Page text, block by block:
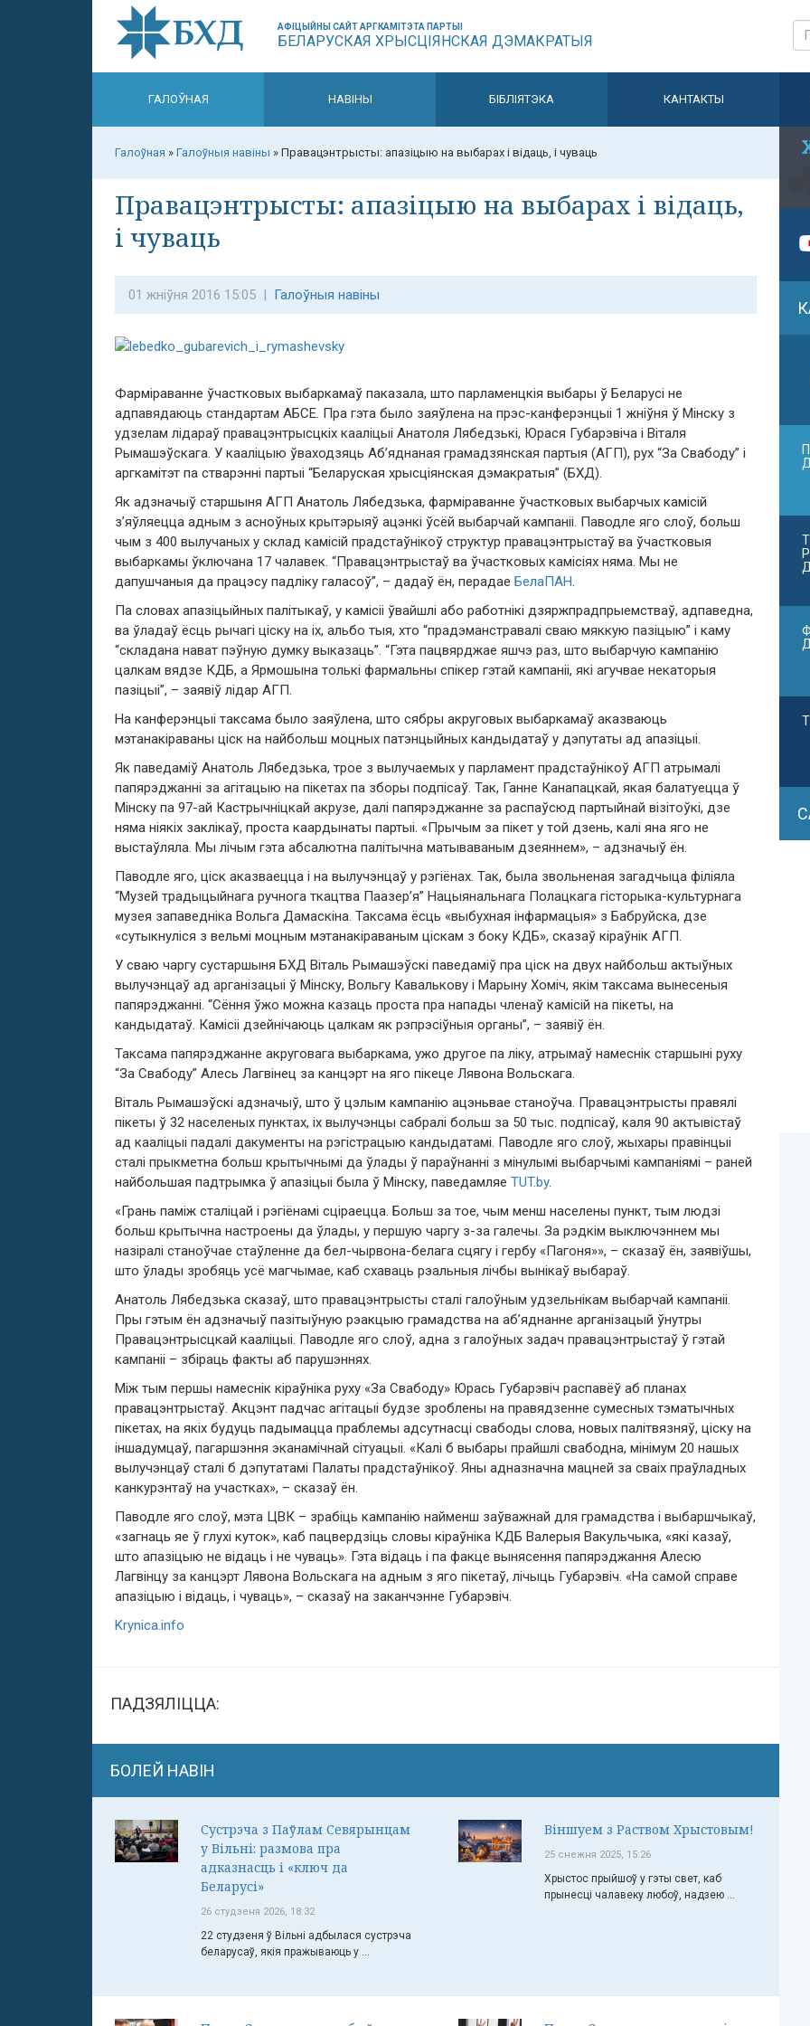
АФІЦЫЙНЫ САЙТ АРГКАМІТЭТА ПАРТЫІ
БЕЛАРУСКАЯ ХРЫСЦІЯНСКАЯ ДЭМАКРАТЫЯ
ГАЛОЎНАЯ НАВІНЫ БІБЛІЯТЭКА КАНТАКТЫ
Галоўная » Галоўныя навіны » Правацэнтрысты: апазіцыю на выбарах і відаць, і чуваць
Правацэнтрысты: апазіцыю на выбарах і відаць,
і чуваць
01 жніўня 2016 15:05 | Галоўныя навіны
Фарміраванне ўчастковых выбаркамаў паказала, што парламенцкія выбары ў Беларусі не
адпавядаюць стандартам АБСЕ. Пра гэта было заяўлена на прэс-канферэнцыі 1 жніўня ў Мінску з
удзелам лідараў правацэнтрысцкіх кааліцыі Анатоля Лябедзькі, Юрася Губарэвіча і Віталя
Рымашэўскага. У кааліцыю ўваходзяць Аб’яднаная грамадзянская партыя (АГП), рух “За Свабоду” і
аргкамітэт па стварэнні партыі “Беларуская хрысціянская дэмакратыя” (БХД).
Як адзначыў старшыня АГП Анатоль Лябедзька, фарміраванне ўчастковых выбарчых камісій
з’яўляецца адным з асноўных крытэрыяў ацэнкі ўсёй выбарчай кампаніі. Паводле яго слоў, больш
чым з 400 вылучаных у склад камісій прадстаўнікоў структур правацэнтрыстаў ва ўчастковыя
выбаркамы ўключана 17 чалавек. “Правацэнтрыстаў ва ўчастковых камісіях няма. Мы не
дапушчаныя да працэсу падліку галасоў”, – дадаў ён, перадае БелаПАН.
Па словах апазіцыйных палітыкаў, у камісіі ўвайшлі або работнікі дзяржпрадпрыемстваў, адпаведна,
ва ўладаў ёсць рычагі ціску на іх, альбо тыя, хто “прадэманстравалі сваю мяккую пазіцыю” і каму
“складана нават пэўную думку выказаць”. “Гэта пацвярджае яшчэ раз, што выбарчую кампанію
цалкам вядзе КДБ, а Ярмошына толькі фармальны спікер гэтай кампаніі, які агучвае некаторыя
пазіцыі”, – заявіў лідар АГП.
На канферэнцыі таксама было заяўлена, што сябры акруговых выбаркамаў аказваюць
мэтанакіраваны ціск на найбольш моцных патэнцыйных кандыдатаў у дэпутаты ад апазіцыі.
Як паведаміў Анатоль Лябедзька, трое з вылучаемых у парламент прадстаўнікоў АГП атрымалі
папярэджанні за агітацыю на пікетах па зборы подпісаў. Так, Ганне Канапацкай, якая балатуецца ў
Мінску па 97-ай Кастрычніцкай акрузе, далі папярэджанне за распаўсюд партыйнай візітоўкі, дзе
няма ніякіх заклікаў, проста каардынаты партыі. «Прычым за пікет у той дзень, калі яна яго не
выстаўляла. Мы лічым гэта абсалютна палітычна матываваным дзеяннем», – адзначыў ён.
Паводле яго, ціск аказваецца і на вылучэнцаў у рэгіёнах. Так, была звольненая загадчыца філіяла
“Музей традыцыйнага ручнога ткацтва Паазер’я” Нацыянальнага Полацкага гісторыка-культурнага
музея запаведніка Вольга Дамаскіна. Таксама ёсць «выбухная інфармацыя» з Бабруйска, дзе
«сутыкнуліся з вельмі моцным мэтанакіраваным ціскам з боку КДБ», сказаў кіраўнік АГП.
У сваю чаргу сустаршыня БХД Віталь Рымашэўскі паведаміў пра ціск на двух найбольш актыўных
вылучэнцаў ад арганізацыі ў Мінску, Вольгу Кавалькову і Марыну Хоміч, якім таксама вынесеныя
папярэджанні. “Сёння ўжо можна казаць проста пра напады членаў камісій на пікеты, на
кандыдатаў. Камісіі дзейнічаюць цалкам як рэпрэсіўныя органы”, – заявіў ён.
Таксама папярэджанне акруговага выбаркама, ужо другое па ліку, атрымаў намеснік старшыні руху
“За Свабоду” Алесь Лагвінец за канцэрт на яго пікеце Лявона Вольскага.
Віталь Рымашэўскі адзначыў, што ў цэлым кампанію ацэньвае станоўча. Правацэнтрысты правялі
пікеты ў 32 населеных пунктах, іх вылучэнцы сабралі больш за 50 тыс. подпісаў, каля 90 актывістаў
ад кааліцыі падалі дакументы на рэгістрацыю кандыдатамі. Паводле яго слоў, жыхары правінцыі
сталі прыкметна больш крытычнымі да ўлады ў параўнанні з мінулымі выбарчымі кампаніямі – раней
найбольшая падтрымка ў апазіцыі была ў Мінску, паведамляе TUT.by.
«Грань паміж сталіцай і рэгіёнамі сціраецца. Больш за тое, чым менш населены пункт, тым людзі
больш крытычна настроены да ўлады, у першую чаргу з-за галечы. За рэдкім выключэннем мы
назіралі станоўчае стаўленне да бел-чырвона-белага сцягу і гербу «Пагоня»», – сказаў ён, заявіўшы,
што ўлады зробяць усё магчымае, каб схаваць рэальныя лічбы вынікаў выбараў.
Анатоль Лябедзька сказаў, што правацэнтрысты сталі галоўным удзельнікам выбарчай кампаніі.
Пры гэтым ён адзначыў пазітыўную рэакцыю грамадства на аб’яднанне арганізацый ўнутры
Правацэнтрысцкай кааліцыі. Паводле яго слоў, адна з галоўных задач правацэнтрыстаў ў гэтай
кампаніі – збіраць факты аб парушэннях.
Між тым першы намеснік кіраўніка руху «За Свабоду» Юрась Губарэвіч распавёў аб планах
правацэнтрыстаў. Акцэнт падчас агітацыі будзе зроблены на правядзенне сумесных тэматычных
пікетах, на якіх будуць падымацца праблемы адсутнасці свабоды слова, новых палітвязняў, ціску на
іншадумцаў, пагаршэння эканамічнай сітуацыі. «Калі б выбары прайшлі свабодна, мінімум 20 нашых
вылучэнцаў сталі б дэпутатамі Палаты прадстаўнікоў. Яны адназначна мацней за сваіх праўладных
канкурэнтаў на участках», – сказаў ён.
Паводле яго слоў, мэта ЦВК – зрабіць кампанію найменш заўважнай для грамадства і выбаршчыкаў,
«загнаць яе ў глухі куток», каб пацвердзіць словы кіраўніка КДБ Валерыя Вакульчыка, «які казаў,
што апазіцыю не відаць і не чуваць». Гэта відаць і па факце вынясення папярэджання Алесю
Лагвінцу за канцэрт Лявона Вольскага на адным з яго пікетаў, лічыць Губарэвіч. «На самой справе
апазіцыю і відаць, і чуваць», – сказаў на заканчэнне Губарэвіч.
Krynica.info
ПАДЗЯЛІЦЦА:
БОЛЕЙ НАВІН
Сустрэча з Паўлам Севярынцам
у Вільні: размова пра
адказнасць і «ключ да
Беларусі»
26 студзеня 2026, 18:32
22 студзеня ў Вільні адбылася сустрэча
беларусаў, якія пражываюць у ...
Віншуем з Раством Хрыстовым!
25 снежня 2025, 15:26
Хрыстос прыйшоў у гэты свет, каб
прынесці чалавеку любоў, надзею ...